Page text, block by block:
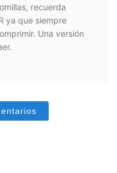
recuerda
ya que siempre
Una versión